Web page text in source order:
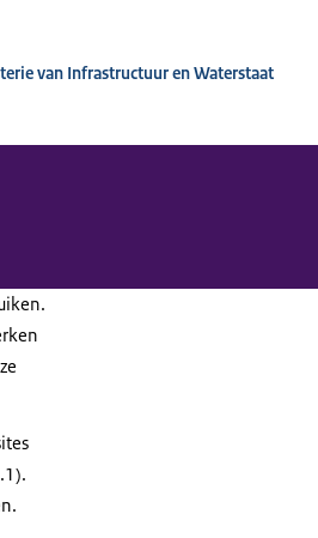
van Infrastructuur en Waterstaat